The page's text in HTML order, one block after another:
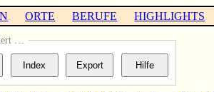
ORTE BERUFE HIGHLIGHTS
…